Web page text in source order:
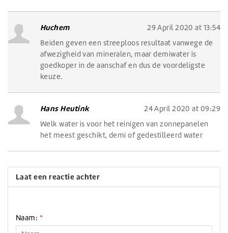
Huchem
29 April 2020 at 13:54
Beiden geven een streeploos resultaat vanwege de
afwezigheid van mineralen, maar demiwater is
goedkoper in de aanschaf en dus de voordeligste
keuze.
Hans Heutink
24 April 2020 at 09:29
Welk water is voor het reinigen van zonnepanelen
het meest geschikt, demi of gedestilleerd water
Laat een reactie achter
Naam: *